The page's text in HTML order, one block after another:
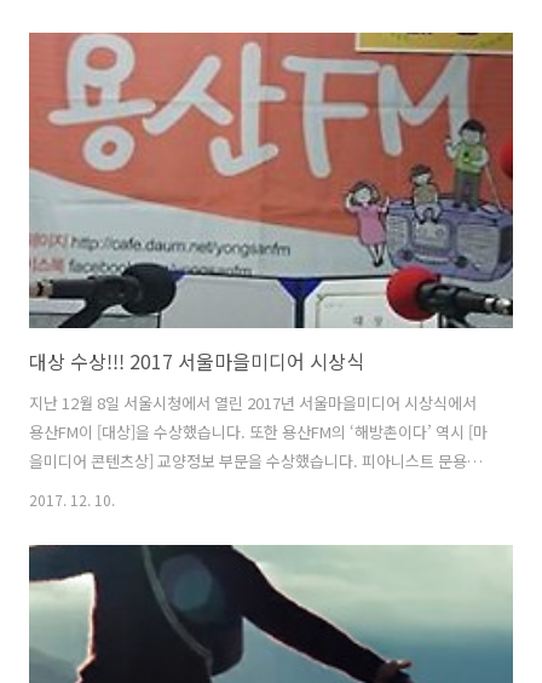
http://www.podbbang.com/ch/7604?e=22487337
대상 수상!!! 2017 서울마을미디어 시상식
지난 12월 8일 서울시청에서 열린 2017년 서울마을미디어 시상식에서
용산FM이 [대상]을 수상했습니다. 또한 용산FM의 ‘해방촌이다’ 역시 [마
을미디어 콘텐츠상] 교양정보 부문을 수상했습니다. 피아니스트 문용은
지 못했습니다. 피아니스트 문용과 '다정한 영화음악'이 후보로 소개된
책자의 내용 전문은 아래와 같습니다. [마을미디어 10대 스타상(개인상)]
부문 김문용 / 공동체미디어 용산FM / 용산구 배려의 아이콘 [다정한 영
화음악 진행자 피아니스트 문용] 해방촌에는 많은 문화 활동가들이 거주
하고 있습니다. 다만 일부 문화 활동가분들은 자기주장이 강한 편이라
2017. 12. 10.